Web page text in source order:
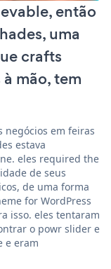
então
uma
crafts
mão, tem
negócios em feiras
estava
eles required the
de seus
de uma forma
for WordPress
isso. eles tentaram
o powr slider e
e eram